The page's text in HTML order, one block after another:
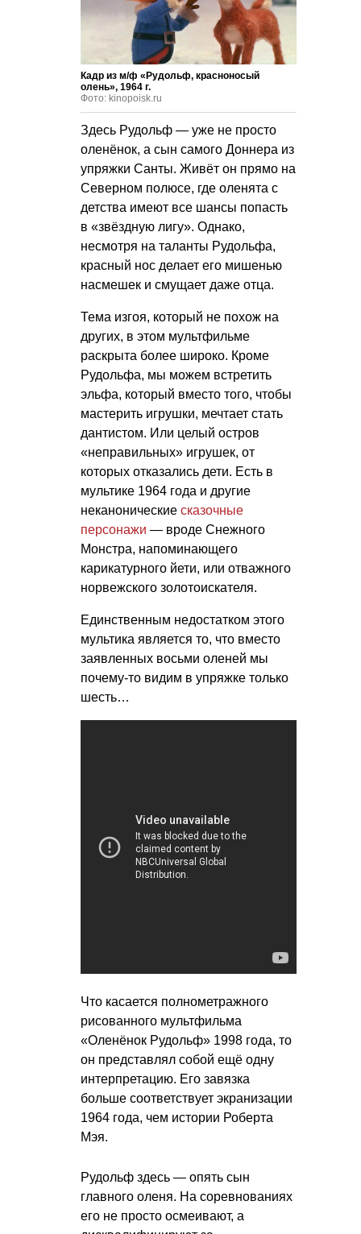
Кадр из м/ф «Рудольф, красноносый
олень», 1964 г.
Фото: kinopoisk.ru
Здесь Рудольф — уже не просто
оленёнок, а сын самого Доннера из
упряжки Санты. Живёт он прямо на
Северном полюсе, где оленята с
детства имеют все шансы попасть
в «звёздную лигу». Однако,
несмотря на таланты Рудольфа,
красный нос делает его мишенью
насмешек и смущает даже отца.
Тема изгоя, который не похож на
других, в этом мультфильме
раскрыта более широко. Кроме
Рудольфа, мы можем встретить
эльфа, который вместо того, чтобы
мастерить игрушки, мечтает стать
дантистом. Или целый остров
«неправильных» игрушек, от
которых отказались дети. Есть в
мультике 1964 года и другие
неканонические сказочные
персонажи — вроде Снежного
Монстра, напоминающего
карикатурного йети, или отважного
норвежского золотоискателя.
Единственным недостатком этого
мультика является то, что вместо
заявленных восьми оленей мы
почему-то видим в упряжке только
шесть…
Что касается полнометражного
рисованного мультфильма
«Оленёнок Рудольф» 1998 года, то
он представлял собой ещё одну
интерпретацию. Его завязка
больше соответствует экранизации
1964 года, чем истории Роберта
Мэя.
Рудольф здесь — опять сын
главного оленя. На соревнованиях
его не просто осмеивают, а